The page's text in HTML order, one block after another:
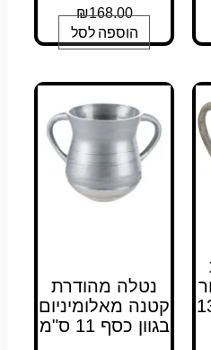
₪168.00
הוספה לסל
נטלה מהודרת
קטנה מאלומיניום
בגוון כסף 11 ס"מ